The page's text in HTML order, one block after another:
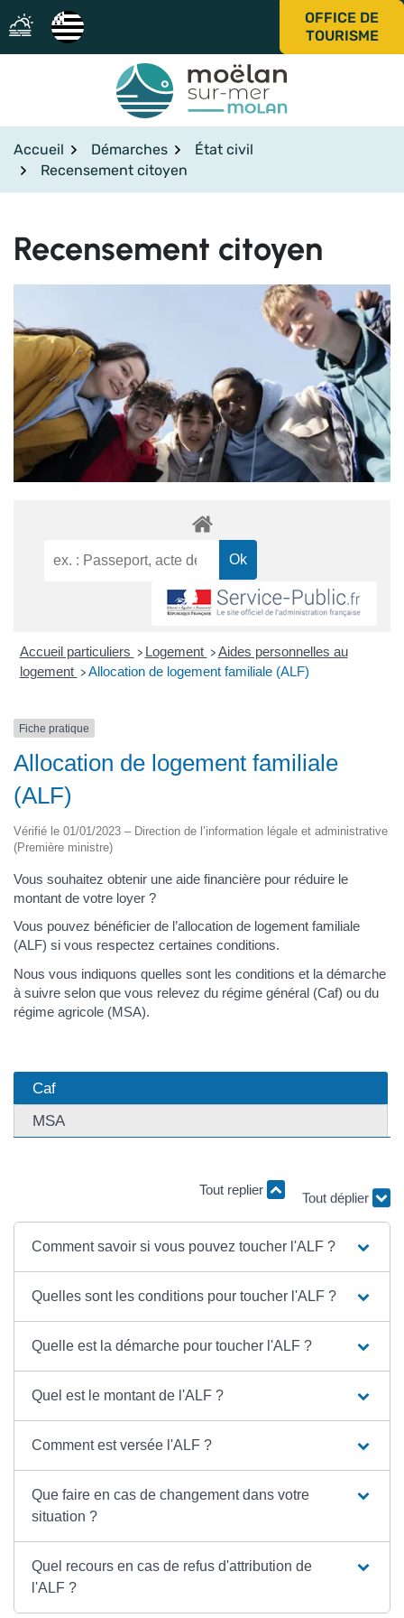
Aller
au
contenu
OFFICE DE
TOURISME
Accueil Démarches
État civil
Recensement citoyen
Recensement citoyen
Accueil particuliers > Logement > Aides personnelles au
logement > Allocation de logement familiale (ALF)
Fiche pratique
Allocation de logement familiale
(ALF)
Vérifié le 01/01/2023 – Direction de l’information légale et administrative
(Première ministre)
Vous souhaitez obtenir une aide financière pour réduire le
montant de votre loyer ?
Vous pouvez bénéficier de l’allocation de logement familiale
(ALF) si vous respectez certaines conditions.
Nous vous indiquons quelles sont les conditions et la démarche
à suivre selon que vous relevez du régime général (Caf) ou du
régime agricole (MSA).
Caf
MSA
Tout replier
Tout déplier
Comment savoir si vous pouvez toucher l'ALF ?
Quelles sont les conditions pour toucher l'ALF ?
Quelle est la démarche pour toucher l'ALF ?
Quel est le montant de l'ALF ?
Comment est versée l'ALF ?
Que faire en cas de changement dans votre
situation ?
Quel recours en cas de refus d'attribution de
l'ALF ?